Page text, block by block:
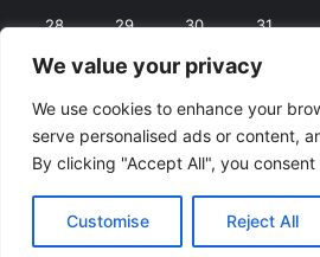
We value your privacy
We use cookies to enhance your
serve personalised ads or content,
By clicking "Accept All", you
Customise Reject All
28 29 30 31
« feb. apr. »
© Copyright 2026, All Rights